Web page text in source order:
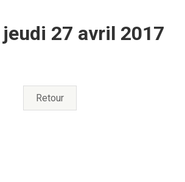
27 avril 2017
Retour